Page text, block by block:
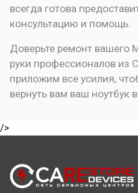
всегда готова
консультацию и помощь.
Доверьте ремонт вашего
руки профессионалов из
приложим все усилия,
вернуть вам ваш ноутбук
/>